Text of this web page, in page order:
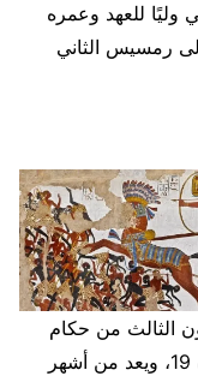
وليًا للعهد وعمره
رمسيس الثاني
الثالث من حكام
الأسرة 19، ويعد من أشهر